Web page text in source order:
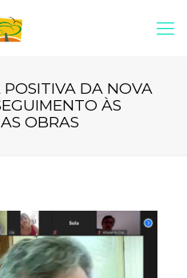
DA NOVA
ÀS
OBRAS